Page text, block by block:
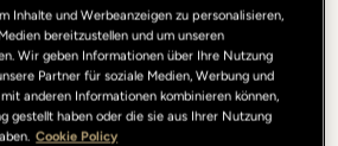
bietet einen einzigartigen Rahmen für
und steht sowohl zum Mittag- als auch
Hier trifft Sterneküche auf den
Arno und die Ponte Vecchio-Brücke. Die
Küche wird hier mit ausgewählten Zutaten
interpretiert, wodurch unvergessliche
Inhalte und Werbeanzeigen zu personalisieren,
bereitzustellen und um unseren
Wir geben Informationen über Ihre Nutzung
Partner für soziale Medien, Werbung und
anderen Informationen kombinieren können,
gestellt haben oder die sie aus Ihrer Nutzung
Cookie Policy